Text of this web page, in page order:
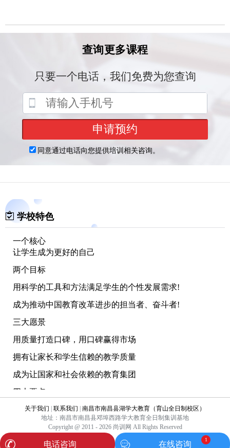
学校特色
一个核心
让学生成为更好的自己
两个目标
用科学的工具和方法满足学生的个性发展需求!
成为推动中国教育改革进步的担当者、奋斗者!
三大愿景
用质量打造口碑，用口碑赢得市场
拥有让家长和学生信赖的教学质量
成为让国家和社会依赖的教育集团
四大要点
尊重个性差异、满足个性需求
注重个性发展、挖掘个性潜能
关于我们 联系我们
南昌市南昌县湖学大教育（育山全日制校区）
地址：南昌市南昌县邓埠西路学大教育全日制集训基地
Copyright @ 2011 - 2026 尚训网 All Rights Reserved
电话咨询 在线咨询
1